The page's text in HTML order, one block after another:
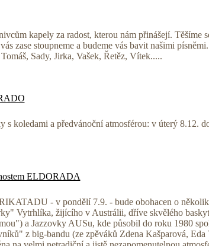
kapely za radost, kterou nám přinášejí. Těšíme
zase stoupneme a budeme vás bavit našimi
Sady, Jirka, Vašek, Řetěz, Vítek.....
s koledami a předvánoční atmosférou: v úterý 8.12.
ELDORADA
- v pondělí 7.9. - bude obohacen o
Vytrhlíka, žijícího v Austrálii, dříve skvělého
a Jazzovky AUSu, kde působil do roku 1980
z big-bandu (ze zpěváků Zdena Kašparová, Eda